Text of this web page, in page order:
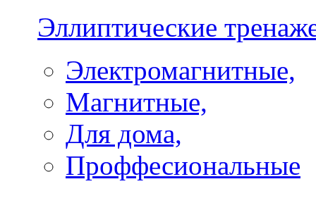
Эллиптические
Электромагнитные,
Магнитные,
Для дома,
Проффесиональные